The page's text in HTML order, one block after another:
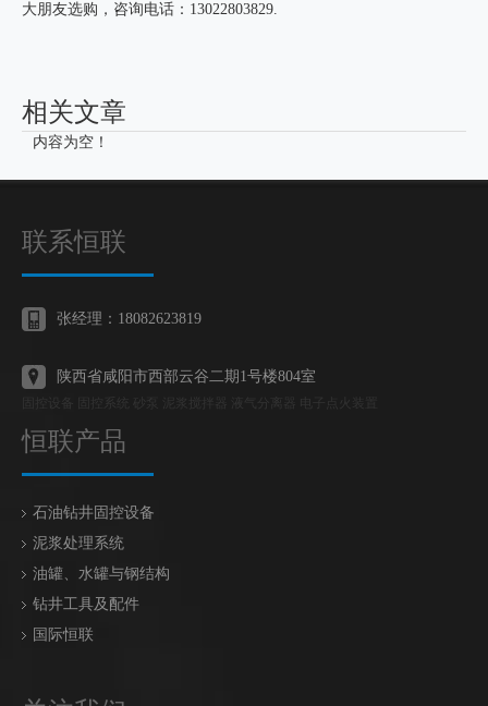
大朋友选购，咨询电话：13022803829.
相关文章
内容为空！
联系恒联
张经理：18082623819
陕西省咸阳市西部云谷二期1号楼804室
恒联产品
石油钻井固控设备
泥浆处理系统
油罐、水罐与钢结构
钻井工具及配件
国际恒联